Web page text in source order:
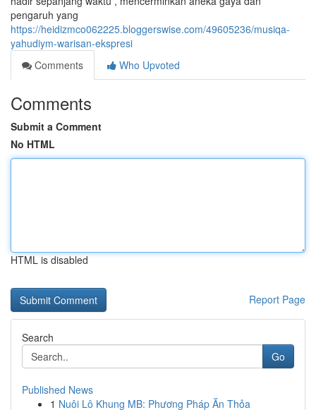
pengaruh yang
https://heidizmco062225.bloggerswise.com/49605236/musiqa-
yahudiym-warisan-ekspresi
Comments
Who Upvoted
Comments
Submit a Comment
No HTML
HTML is disabled
Report Page
Search
Go
Published News
1 Nuôi Lô Khung MB: Phương Pháp Ăn Thỏa